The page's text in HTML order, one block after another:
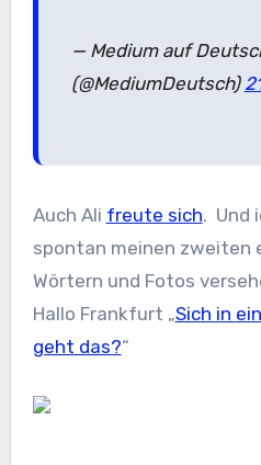
— Medium auf
(@MediumDeutsch)
Auch Ali freute sich. Und
spontan meinen zweiten
Wörtern und Fotos
Hallo Frankfurt „Sich in
geht das?“